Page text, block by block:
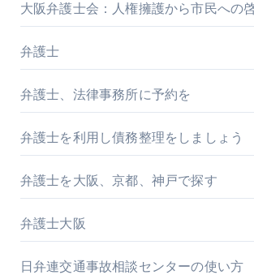
大阪弁護士会：人権擁護から市民への
弁護士
弁護士、法律事務所に予約を
弁護士を利用し債務整理をしましょう
弁護士を大阪、京都、神戸で探す
弁護士大阪
日弁連交通事故相談センターの使い方